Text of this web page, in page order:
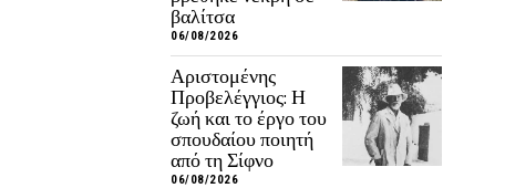
βαλίτσα
06/08/2026
Αριστομένης
Προβελέγγιος: Η
ζωή και το έργο του
σπουδαίου ποιητή
από τη Σίφνο
06/08/2026